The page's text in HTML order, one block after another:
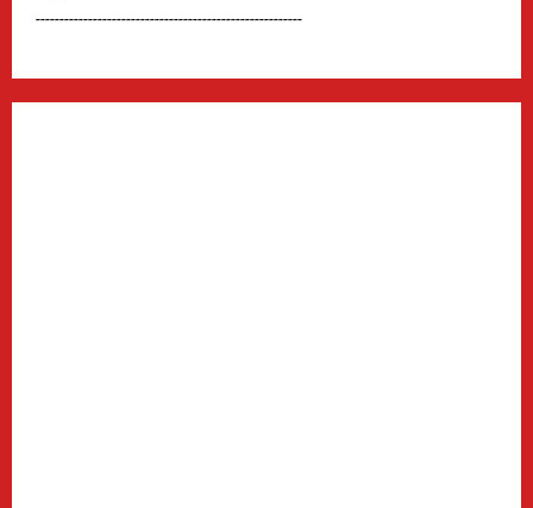
--------------------------------------------------------